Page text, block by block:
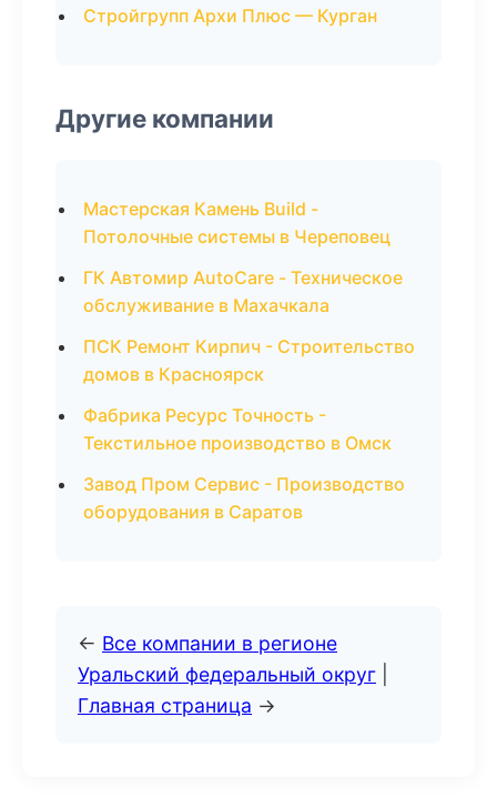
Стройгрупп Архи Плюс — Курган
Другие компании
Мастерская Камень Build -
Потолочные системы в Череповец
ГК Автомир AutoCare - Техническое
обслуживание в Махачкала
ПСК Ремонт Кирпич - Строительство
домов в Красноярск
Фабрика Ресурс Точность -
Текстильное производство в Омск
Завод Пром Сервис - Производство
оборудования в Саратов
← Все компании в регионе
Уральский федеральный округ
Главная страница →